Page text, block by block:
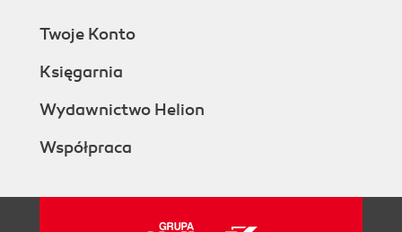
Twoje Konto
Księgarnia
Wydawnictwo Helion
Współpraca